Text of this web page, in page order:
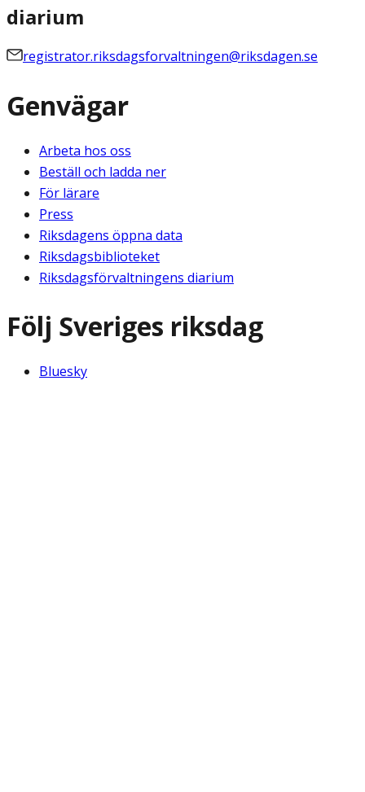
diarium
registrator.riksdagsforvaltningen@riksdagen.se
Genvägar
Arbeta hos oss
Beställ och ladda ner
För lärare
Press
Riksdagens öppna data
Riksdagsbiblioteket
Riksdagsförvaltningens diarium
Följ Sveriges riksdag
Bluesky